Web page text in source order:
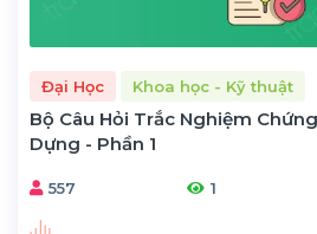
Đại Học Khoa học - Kỹ thuật
Bộ Câu Hỏi Trắc Nghiệm
Dựng - Phần 1
557 1